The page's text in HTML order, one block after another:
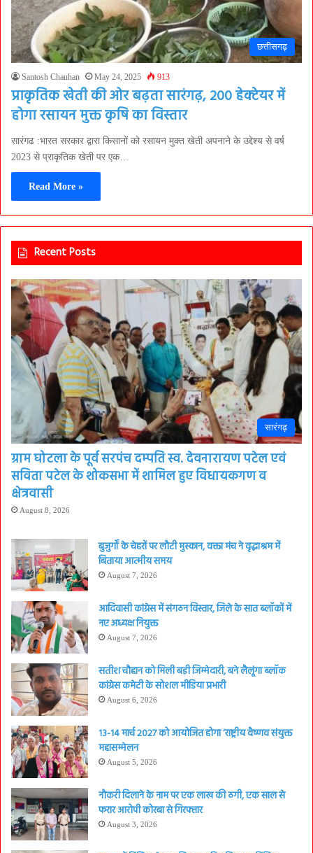
छत्तीसगढ़
Santosh Chauhan May 24, 2025 913
प्राकृतिक खेती की ओर बढ़ता सारंगढ़, 200 हेक्टेयर में
होगा रसायन मुक्त कृषि का विस्तार
सारंगढ :भारत सरकार द्वारा किसानों को रसायन मुक्त खेती अपनाने के उद्देश्य से वर्ष
2023 से प्राकृतिक खेती पर एक…
Read More »
Recent Posts
सारंगढ़
ग्राम घोटला के पूर्व सरपंच दम्पति स्व. देवनारायण पटेल एवं
सविता पटेल के शोकसभा में शामिल हुए विधायकगण व
क्षेत्रवासी
August 8, 2026
बुजुर्गों के चेहरों पर लौटी मुस्कान, वक्ता मंच ने वृद्धाश्रम में
बिताया आत्मीय समय
August 7, 2026
आदिवासी कांग्रेस में संगठन विस्तार, जिले के सात ब्लॉकों में
नए अध्यक्ष नियुक्त
August 7, 2026
सतीश चौहान को मिली बड़ी जिम्मेदारी, बने लैलूंगा ब्लॉक
कांग्रेस कमेटी के सोशल मीडिया प्रभारी
August 6, 2026
13-14 मार्च 2027 को आयोजित होगा ‘राष्ट्रीय वैष्णव संयुक्त
महासम्मेलन
August 5, 2026
नौकरी दिलाने के नाम पर एक लाख की ठगी, एक साल से
फरार आरोपी कोरबा से गिरफ्तार
August 3, 2026